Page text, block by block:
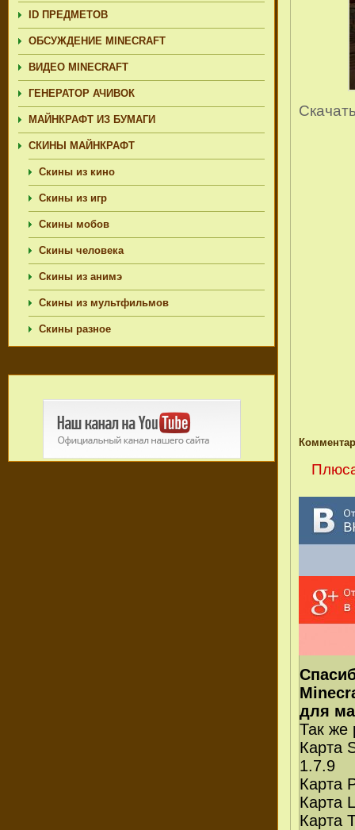
ID ПРЕДМЕТОВ
ОБСУЖДЕНИЕ MINECRAFT
ВИДЕО MINECRAFT
ГЕНЕРАТОР АЧИВОК
МАЙНКРАФТ ИЗ БУМАГИ
СКИНЫ МАЙНКРАФТ
Скины из кино
Скины из игр
Скины мобов
Скины человека
Скины из анимэ
Скины из мультфильмов
Скины разное
для
Так же
Карта
1.7.9
Карта
Карта
Карта